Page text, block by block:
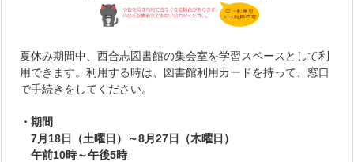
夏休み期間中、西合志図書館の集会室を学習スペースとして利
用できます。利用する時は、図書館利用カードを持って、窓口
で手続きをしてください。
・期間
7月18日（土曜日）～8月27日（木曜日）
午前10時～午後5時